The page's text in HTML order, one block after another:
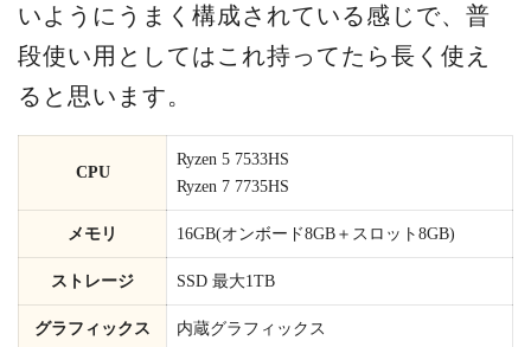
いようにうまく構成されている感じで、普
段使い用としてはこれ持ってたら長く使え
ると思います。
CPU
Ryzen 5 7533HS
Ryzen 7 7735HS
メモリ 16GB(オンボード8GB＋スロット8GB)
ストレージ SSD 最大1TB
グラフィックス 内蔵グラフィックス